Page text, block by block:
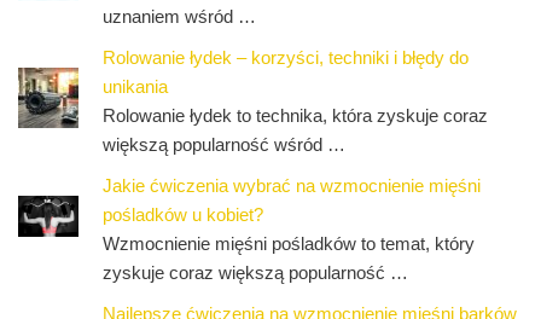
uznaniem wśród …
Rolowanie łydek – korzyści, techniki i błędy do
unikania
Rolowanie łydek to technika, która zyskuje coraz
większą popularność wśród …
Jakie ćwiczenia wybrać na wzmocnienie mięśni
pośladków u kobiet?
Wzmocnienie mięśni pośladków to temat, który
zyskuje coraz większą popularność …
Najlepsze ćwiczenia na wzmocnienie mięśni barków